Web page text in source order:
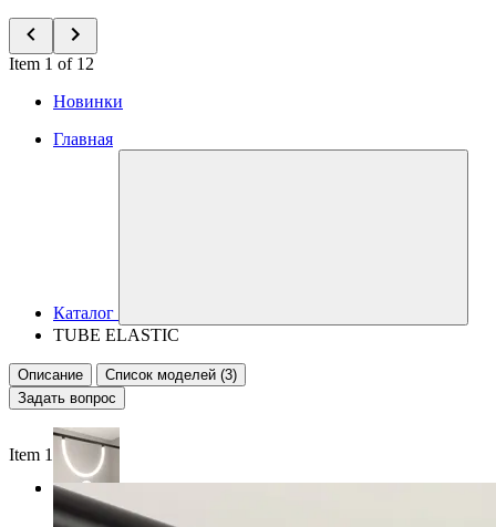
Item 1 of 12
Новинки
Главная
Каталог
TUBE ELASTIC
Описание
Список моделей (3)
Задать вопрос
Item 1 of 2